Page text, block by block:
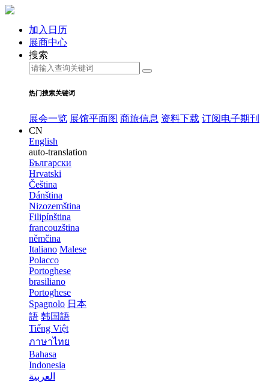
加入日历
展商中心
搜索
热门搜索关键词
展会一览 展馆平面图 商旅信息 资料下载 订阅电子期刊
CN
English
auto-translation
Български
Hrvatski
Čeština
Dánština
Nizozemština
Filipínština
francouzština
němčina
Italiano Malese
Polacco
Portoghese
brasiliano
Portoghese
Spagnolo 日本
語 韩国語
Tiếng Việt
ภาษาไทย
Bahasa
Indonesia
العربية